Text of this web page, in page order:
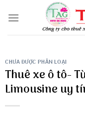
CHƯA ĐƯỢC PHÂN LOẠI
Thuê xe ô tô-
Limousine uy